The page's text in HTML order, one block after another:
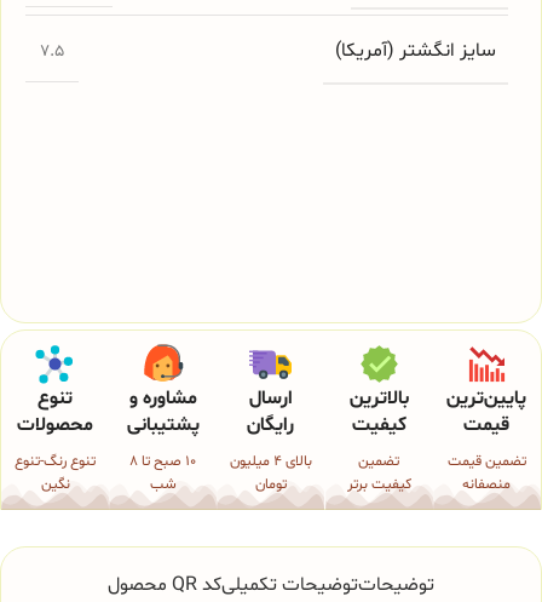
سایز انگشتر (آمریکا) 7.5
پایین‌ترین
قیمت
تضمین قیمت
منصفانه
بالاترین
کیفیت
تضمین
کیفیت برتر
ارسال
رایگان
بالای 4 میلیون
تومان
مشاوره و
پشتیبانی
10 صبح تا 8
شب
تنوع
محصولات
تنوع رنگ-تنوع
نگین
توضیحاتتوضیحات تکمیلیکد QR محصول